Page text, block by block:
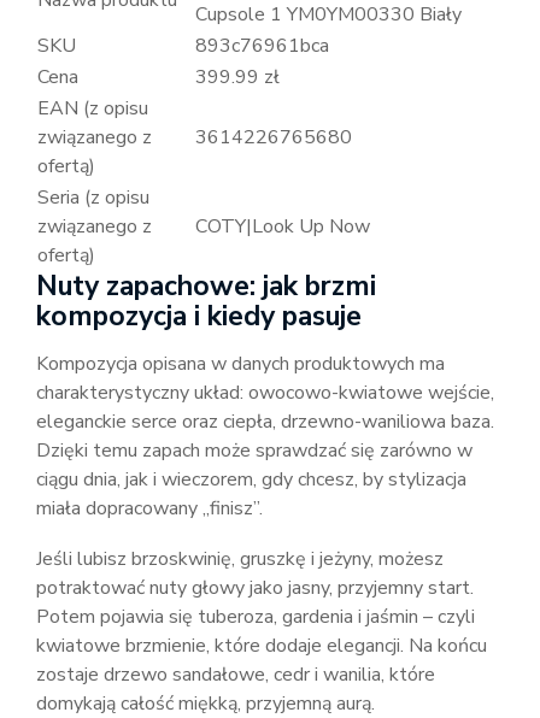
Cupsole 1 YM0YM00330 Biały
SKU
893c76961bca
Cena
399.99 zł
EAN (z opisu
związanego z
ofertą)
3614226765680
Seria (z opisu
związanego z
ofertą)
COTY|Look Up Now
Nuty zapachowe: jak brzmi
kompozycja i kiedy pasuje
Kompozycja opisana w danych produktowych ma
charakterystyczny układ: owocowo-kwiatowe wejście,
eleganckie serce oraz ciepła, drzewno-waniliowa baza.
Dzięki temu zapach może sprawdzać się zarówno w
ciągu dnia, jak i wieczorem, gdy chcesz, by stylizacja
miała dopracowany „finisz”.
Jeśli lubisz brzoskwinię, gruszkę i jeżyny, możesz
potraktować nuty głowy jako jasny, przyjemny start.
Potem pojawia się tuberoza, gardenia i jaśmin – czyli
kwiatowe brzmienie, które dodaje elegancji. Na końcu
zostaje drzewo sandałowe, cedr i wanilia, które
domykają całość miękką, przyjemną aurą.